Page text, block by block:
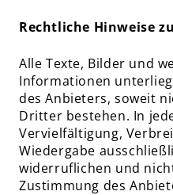
Rechtliche Hinweise
Alle Texte, Bilder und
Informationen
des Anbieters, soweit
Dritter bestehen. In
Vervielfältigung,
Wiedergabe
widerruflichen und
Zustimmung des